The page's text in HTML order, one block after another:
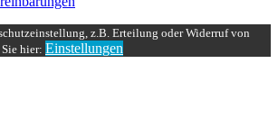
z.B. Erteilung oder Widerruf von
hier: Einstellungen